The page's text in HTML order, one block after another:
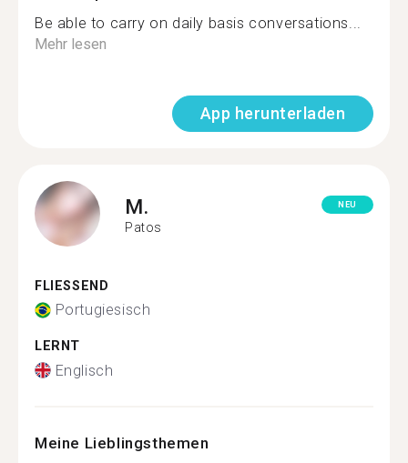
Be able to carry on daily basis conversations...
Mehr lesen
App herunterladen
M.
Patos
NEU
FLIESSEND
Portugiesisch
LERNT
Englisch
Meine Lieblingsthemen